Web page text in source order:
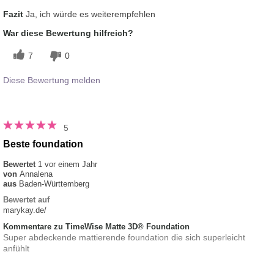
Fazit Ja, ich würde es weiterempfehlen
War diese Bewertung hilfreich?
7 0
Diese Bewertung melden
5
Beste foundation
Bewertet 1 vor einem Jahr
von Annalena
aus Baden-Württemberg
Bewertet auf
marykay.de/
Kommentare zu TimeWise Matte 3D® Foundation
Super abdeckende mattierende foundation die sich superleicht
anfühlt